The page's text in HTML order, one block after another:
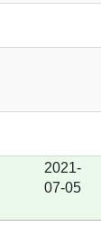
2021-
07-05